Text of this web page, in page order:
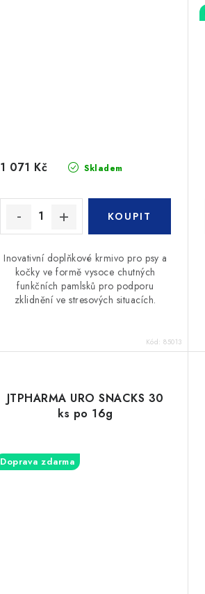
Skladem
1 071 Kč
Inovativní doplňkové krmivo pro psy a
kočky ve formě vysoce chutných
funkčních pamlsků pro podporu
zklidnění ve stresových situacích.
Kód: 85013
JTPHARMA URO SNACKS 30
ks po 16g
Doprava zdarma